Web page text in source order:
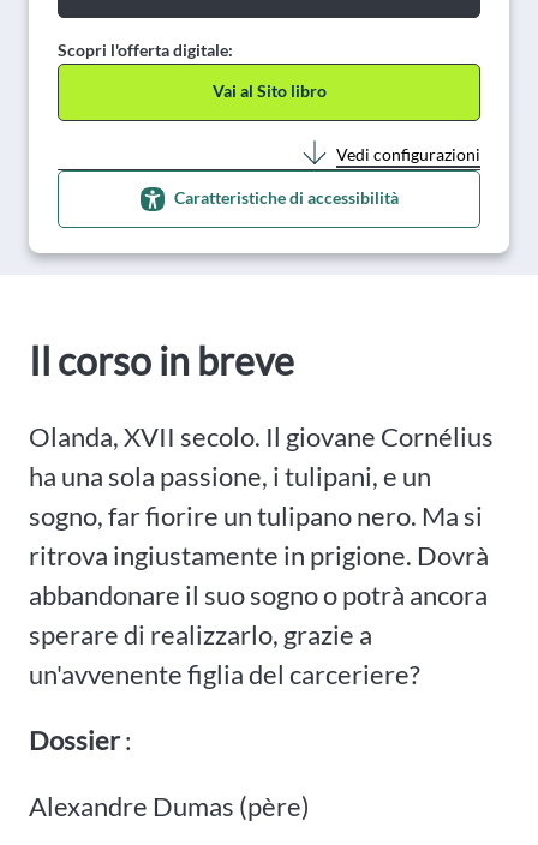
Scopri l'offerta digitale:
Vai al Sito libro
Vedi configurazioni
Caratteristiche di accessibilità
Il corso in breve
Olanda, XVII secolo. Il giovane Cornélius
ha una sola passione, i tulipani, e un
sogno, far fiorire un tulipano nero. Ma si
ritrova ingiustamente in prigione. Dovrà
abbandonare il suo sogno o potrà ancora
sperare di realizzarlo, grazie a
un'avvenente figlia del carceriere?
Dossier:
Alexandre Dumas (père)